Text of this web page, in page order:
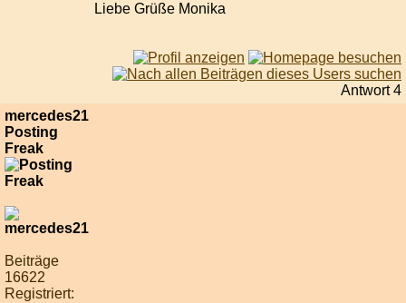
Liebe Grüße Monika
Antwort 4
mercedes21
Posting
Freak
Beiträge
16622
Registriert: